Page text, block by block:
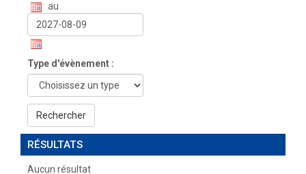
au
Type d'évènement :
Rechercher
RÉSULTATS
Aucun résultat